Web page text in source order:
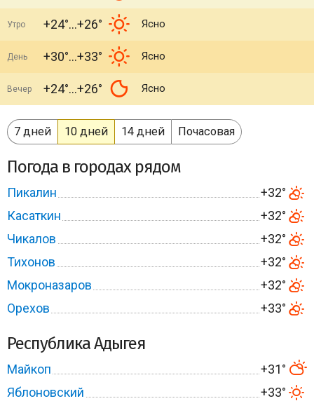
Утро +24° +26° Ясно
День +30° +33° Ясно
Вечер +24° +26° Ясно
7 дней 10 дней 14 дней Почасовая
Погода в городах рядом
Пикалин
+32°
Касаткин
+32°
Чикалов
+32°
Тихонов
+32°
Мокроназаров
+32°
Орехов
+33°
Республика Адыгея
Майкоп
+31°
Яблоновский
+33°